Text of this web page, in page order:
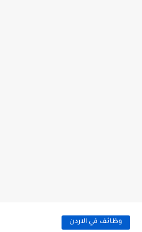
وظائف في الاردن